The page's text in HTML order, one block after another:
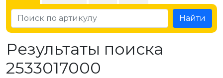
Найти
Результаты поиска
2533017000